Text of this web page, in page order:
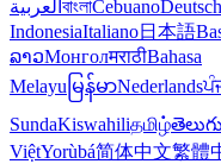
العربية বাংলাCebuanoDeutsch
IndonesiaItaliano日本語
ລາວМонголमराठीBahasa
Melayu မြန်မာNederlands
SundaKiswahiliதமிழ்
ViệtYorùbá简体中文繁體